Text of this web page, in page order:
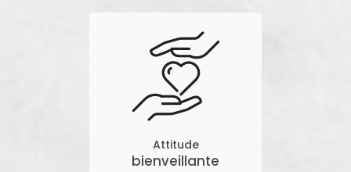
Attitude
bienveillante